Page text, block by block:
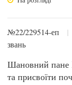
№22/229514-еп |
звань
Шановний пане
та присвоїти